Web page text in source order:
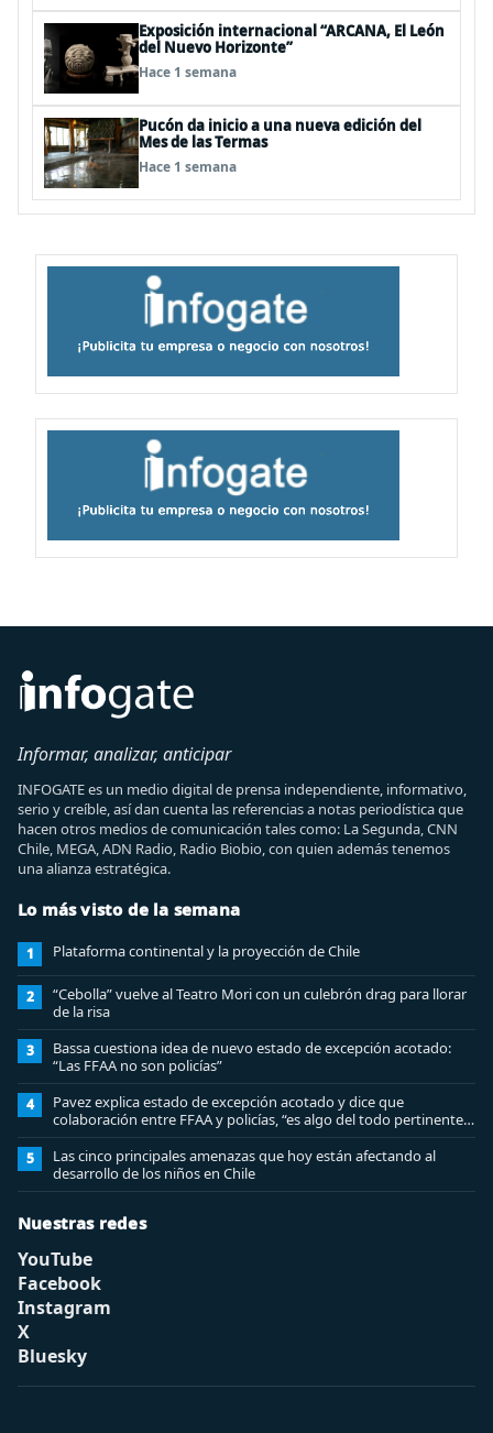
Exposición internacional “ARCANA, El León
del Nuevo Horizonte”
Hace 1 semana
Pucón da inicio a una nueva edición del
Mes de las Termas
Hace 1 semana
Informar, analizar, anticipar
INFOGATE es un medio digital de prensa independiente, informativo,
serio y creíble, así dan cuenta las referencias a notas periodística que
hacen otros medios de comunicación tales como: La Segunda, CNN
Chile, MEGA, ADN Radio, Radio Biobio, con quien además tenemos
una alianza estratégica.
Lo más visto de la semana
1 Plataforma continental y la proyección de Chile
2
“Cebolla” vuelve al Teatro Mori con un culebrón drag para llorar
de la risa
3
Bassa cuestiona idea de nuevo estado de excepción acotado:
“Las FFAA no son policías”
4
Pavez explica estado de excepción acotado y dice que
colaboración entre FFAA y policías, “es algo del todo pertinente
analizar”
5
Las cinco principales amenazas que hoy están afectando al
desarrollo de los niños en Chile
Nuestras redes
YouTube
Facebook
Instagram
X
Bluesky